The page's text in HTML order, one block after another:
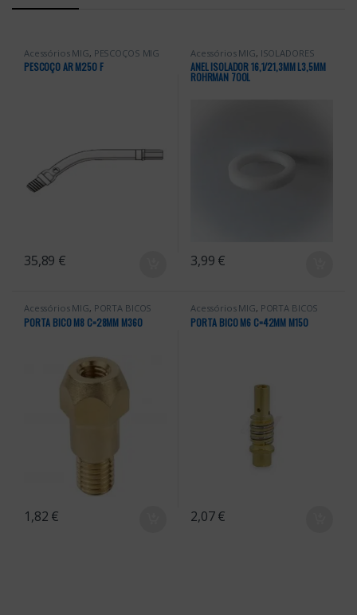
Acessórios MIG, PESCOÇOS MIG
PESCOÇO AR M250 F
35,89 €
Acessórios MIG, ISOLADORES
MIG
ANEL ISOLADOR 16,1/21,3MM L3,5MM
ROHRMAN 700L
3,99 €
Acessórios MIG, PORTA BICOS
PORTA BICO M8 C=28MM M360
1,82 €
Acessórios MIG, PORTA BICOS
PORTA BICO M6 C=42MM M150
2,07€